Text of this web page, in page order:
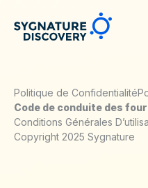
Politique de Confidentialité
Code de conduite des
Conditions Générales
Copyright 2025 Sygnature